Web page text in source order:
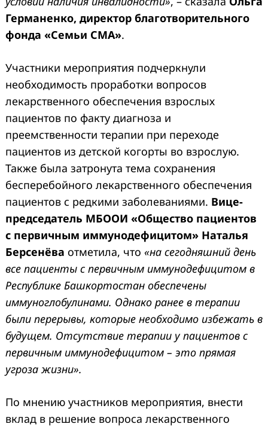
Германенко, директор благотворительного
фонда «Семьи СМА».
Участники мероприятия подчеркнули
необходимость проработки вопросов
лекарственного обеспечения взрослых
пациентов по факту диагноза и
преемственности терапии при переходе
пациентов из детской когорты во взрослую.
Также была затронута тема сохранения
бесперебойного лекарственного обеспечения
пациентов с редкими заболеваниями. Вице-
председатель МБООИ «Общество пациентов
с первичным иммунодефицитом» Наталья
Берсенёва отметила, что «на сегодняшний день
все пациенты с первичным иммунодефицитом в
Республике Башкортостан обеспечены
иммуноглобулинами. Однако ранее в терапии
были перерывы, которые необходимо избежать в
будущем. Отсутствие терапии у пациентов с
первичным иммунодефицитом – это прямая
угроза жизни».
По мнению участников мероприятия, внести
вклад в решение вопроса лекарственного